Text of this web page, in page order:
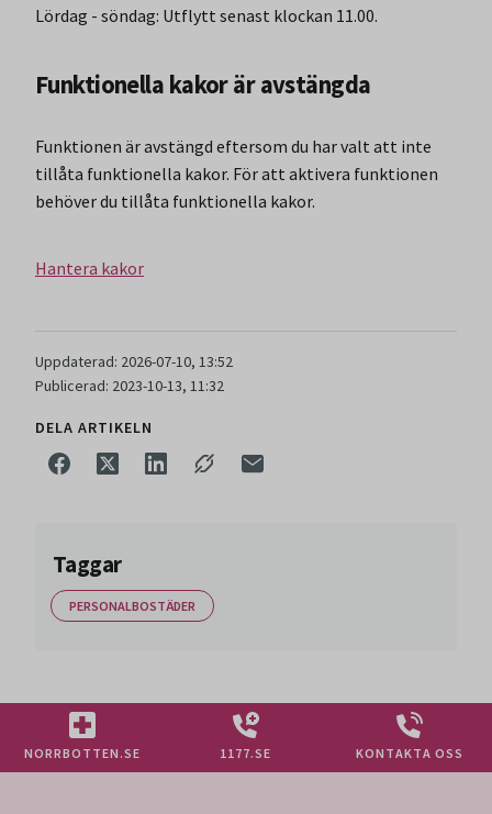
Lördag - söndag: Utflytt senast klockan 11.00.
Funktionella kakor är avstängda
Funktionen är avstängd eftersom du har valt att inte
tillåta funktionella kakor. För att aktivera funktionen
behöver du tillåta funktionella kakor.
Hantera kakor
Uppdaterad: 2026-07-10, 13:52
Publicerad: 2023-10-13, 11:32
DELA ARTIKELN
Taggar
PERSONALBOSTÄDER
NORRBOTTEN.SE 1177.SE KONTAKTA OSS